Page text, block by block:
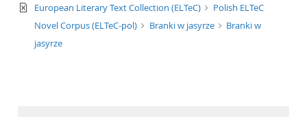
text/xml
European Literary Text Collection (ELTeC)
Polish ELTeC
Novel Corpus (ELTeC-pol)
Branki w jasyrze
Branki w
jasyrze